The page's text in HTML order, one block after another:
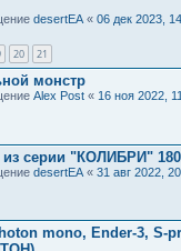
desertEA « 06 дек 2023,
20 21
монстр
Alex Post « 16 ноя 2022,
из серии "КОЛИБРИ"
desertEA « 31 авг 2022,
mono, Ender-3, S-